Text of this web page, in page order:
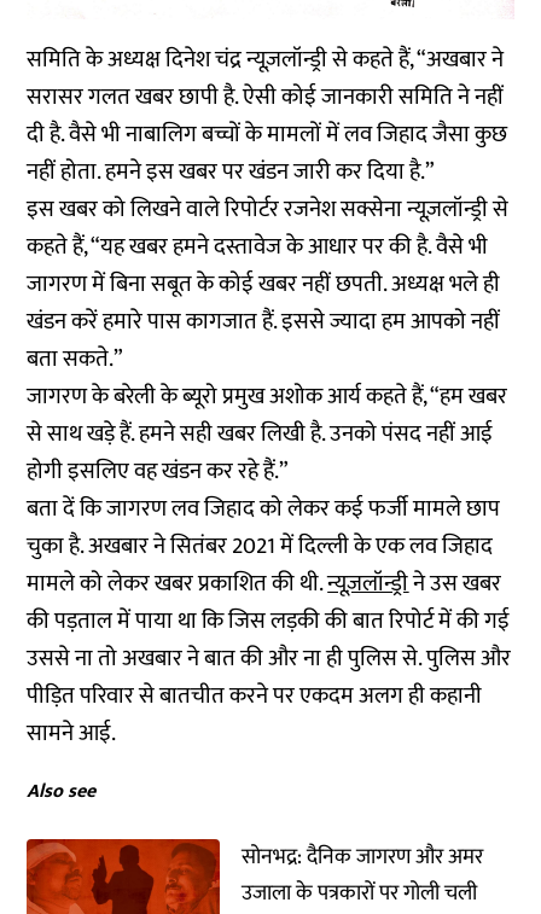
समिति के अध्यक्ष दिनेश चंद्र न्यूज़लॉन्ड्री से कहते हैं, “अखबार ने
सरासर गलत खबर छापी है. ऐसी कोई जानकारी समिति ने नहीं
दी है. वैसे भी नाबालिग बच्चों के मामलों में लव जिहाद जैसा कुछ
नहीं होता. हमने इस खबर पर खंडन जारी कर दिया है.”
इस खबर को लिखने वाले रिपोर्टर रजनेश सक्सेना न्यूज़लॉन्ड्री से
कहते हैं, “यह खबर हमने दस्तावेज के आधार पर की है. वैसे भी
जागरण में बिना सबूत के कोई खबर नहीं छपती. अध्यक्ष भले ही
खंडन करें हमारे पास कागजात हैं. इससे ज्यादा हम आपको नहीं
बता सकते.”
जागरण के बरेली के ब्यूरो प्रमुख अशोक आर्य कहते हैं, “हम खबर
से साथ खड़े हैं. हमने सही खबर लिखी है. उनको पंसद नहीं आई
होगी इसलिए वह खंडन कर रहे हैं.”
बता दें कि जागरण लव जिहाद को लेकर कई फर्जी मामले छाप
चुका है. अखबार ने सितंबर 2021 में दिल्ली के एक लव जिहाद
मामले को लेकर खबर प्रकाशित की थी.न्यूज़लॉन्ड्रीने उस खबर
की पड़ताल में पाया था कि जिस लड़की की बात रिपोर्ट में की गई
उससे ना तो अखबार ने बात की और ना ही पुलिस से. पुलिस और
पीड़ित परिवार से बातचीत करने पर एकदम अलग ही कहानी
सामने आई.
Also see
सोनभद्र: दैनिक जागरण और अमर
उजाला के पत्रकारों पर गोली चली